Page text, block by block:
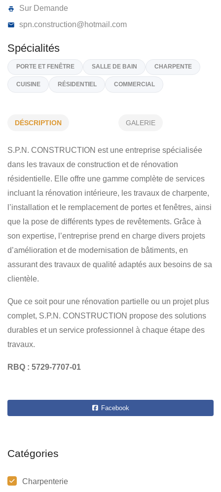
S.P.N. CONSTRUCTION 9332-7021
QUÉBEC INC
41, Rue Galipeau, ThursoJ0X 3B0
(819) 743-4432
spn.construction@hotmail.com
Spécialités
PORTE ET FENÊTRE SALLE DE BAIN CHARPENTE
CUISINE RÉSIDENTIEL COMMERCIAL
DÉSCRIPTION GALERIE
S.P.N. CONSTRUCTION est une entreprise spécialisée
dans les travaux de construction et de rénovation
résidentielle. Elle offre une gamme complète de services
incluant la rénovation intérieure, les travaux de charpente,
l’installation et le remplacement de portes et fenêtres, ainsi
que la pose de différents types de revêtements. Grâce à
son expertise, l’entreprise prend en charge divers projets
d’amélioration et de modernisation de bâtiments, en
assurant des travaux de qualité adaptés aux besoins de sa
clientèle.
Que ce soit pour une rénovation partielle ou un projet plus
complet, S.P.N. CONSTRUCTION propose des solutions
durables et un service professionnel à chaque étape des
travaux.
RBQ : 5729-7707-01
Facebook
Catégories
Charpenterie